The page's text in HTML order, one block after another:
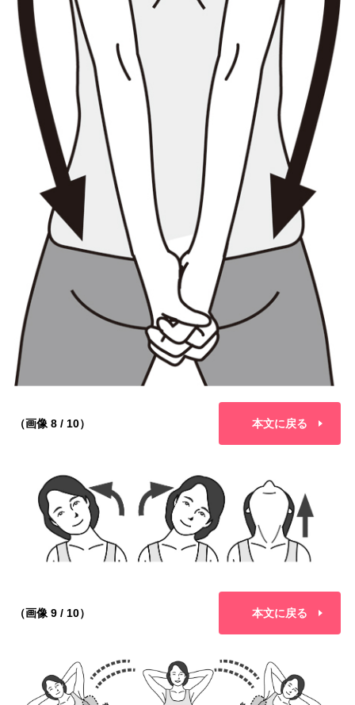
（画像 8 / 10） 本文に戻る
（画像 9 / 10） 本文に戻る